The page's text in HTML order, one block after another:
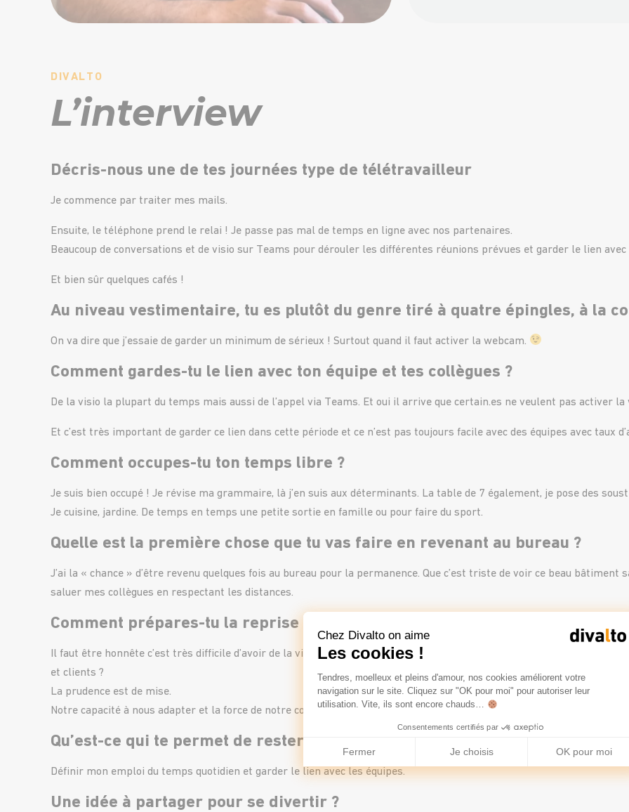
DIVALTO
L’interview
Décris-nous une de tes journées type de télétravailleur
Je commence par traiter mes mails.
Ensuite, le téléphone prend le relai ! Je passe pas mal de temps en ligne avec nos partenaires.
Beaucoup de conversations et de visio sur Teams pour dérouler les différentes réunions prévues et garder le lien avec
Et bien sûr quelques cafés !
Au niveau vestimentaire, tu es plutôt du genre tiré à quatre épingles, à la
On va dire que j’essaie de garder un minimum de sérieux ! Surtout quand il faut activer la webcam.
Comment gardes-tu le lien avec ton équipe et tes collègues ?
De la visio la plupart du temps mais aussi de l’appel via Teams. Et oui il arrive que certain.es ne veulent pas activer
Et c’est très important de garder ce lien dans cette période et ce n’est pas toujours facile avec des équipes avec taux
Comment occupes-tu ton temps libre ?
Je suis bien occupé ! Je révise ma grammaire, là j’en suis aux déterminants. La table de 7 également, je pose des
Je cuisine, jardine. De temps en temps une petite sortie en famille ou pour faire du sport.
Quelle est la première chose que tu vas faire en revenant au bureau ?
J’ai la « chance » d’être revenu quelques fois au bureau pour la permanence. Que c’est triste de voir ce beau
saluer mes collègues en respectant les distances.
Comment prépares-tu la reprise ? Quels seront à ton avis les challenges à
Il faut être honnête c’est très difficile d’avoir de la visibilité sur les prochaines semaines/mois. Comment va évoluer
et clients ?
La prudence est de mise.
Notre capacité à nous adapter et la force de notre collectif feront la différence pour la reprise !
Qu’est-ce qui te permet de rester motivé dans ton quotidien de
Définir mon emploi du temps quotidien et garder le lien avec les équipes.
Une idée à partager pour se divertir ?
Chez Divalto on aime
Les cookies !
Plateforme de Gestion du
Tendres, moelleux et pleins d'amour, nos cookies améliorent votre
navigation sur le site. Cliquez sur "OK pour moi" pour autoriser leur
utilisation. Vite, ils sont encore chauds…
Consentements certifiés par
Fermer Je choisis OK pour moi
Axeptio consent